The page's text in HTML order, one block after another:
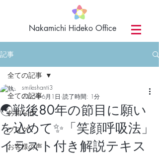
​Nakamichi Hideko Office
記事
全ての記事
お知らせ
ブログ
お客様の声
全ての記事
🌏戦後80年の節目に願い
を込めて✨「笑顔呼吸法」
イラスト付き解説テキス
smileshanti3
2025年6月1日 読了時間: 1分